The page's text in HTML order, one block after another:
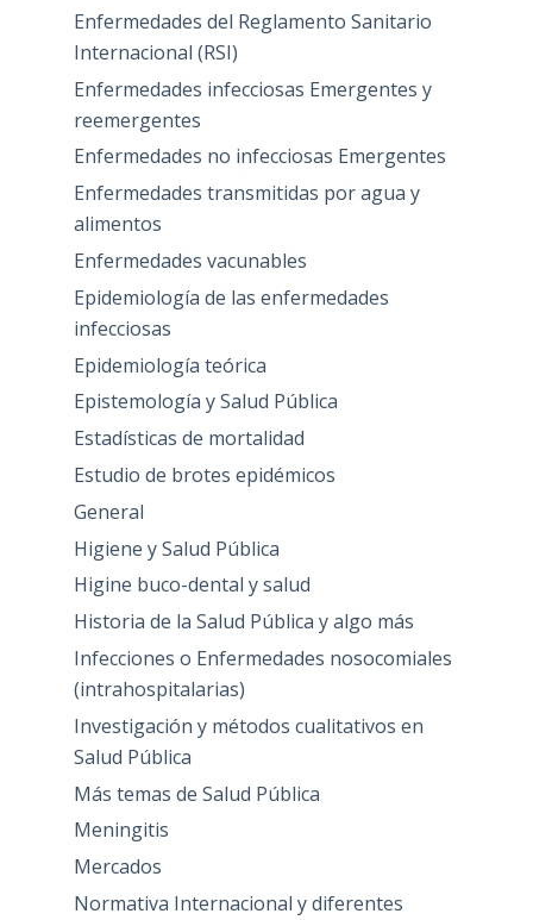
Enfermedades del Reglamento Sanitario
Internacional (RSI)
Enfermedades infecciosas Emergentes y
reemergentes
Enfermedades no infecciosas Emergentes
Enfermedades transmitidas por agua y
alimentos
Enfermedades vacunables
Epidemiología de las enfermedades
infecciosas
Epidemiología teórica
Epistemología y Salud Pública
Estadísticas de mortalidad
Estudio de brotes epidémicos
General
Higiene y Salud Pública
Higine buco-dental y salud
Historia de la Salud Pública y algo más
Infecciones o Enfermedades nosocomiales
(intrahospitalarias)
Investigación y métodos cualitativos en
Salud Pública
Más temas de Salud Pública
Meningitis
Mercados
Normativa Internacional y diferentes